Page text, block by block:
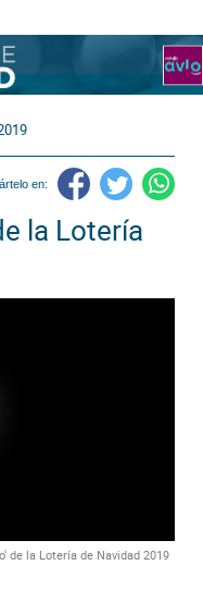
en:
la Lotería
de la Lotería de Navidad 2019